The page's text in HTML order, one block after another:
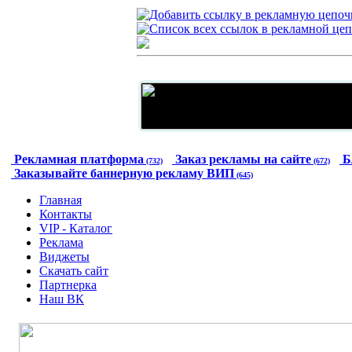
Рекламная платформа (732) Заказ рекламы на сайте (672)
Заказывайте баннерную рекламу ВИП (645)
Главная
Контакты
VIP - Каталог
Реклама
Виджеты
Скачать сайт
Партнерка
Наш ВК